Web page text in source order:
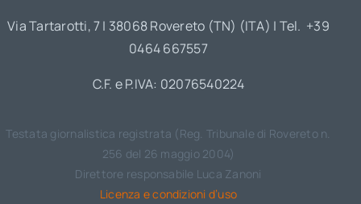
Via Tartarotti, 7 | 38068 Rovereto (TN) (ITA) | Tel. +39
0464 667557
C.F. e P.IVA: 02076540224
Testata giornalistica registrata (Reg. Tribunale di Rovereto n.
256 del 26 maggio 2004)
Direttore responsabile Luca Zanoni
Licenza e condizioni d’uso